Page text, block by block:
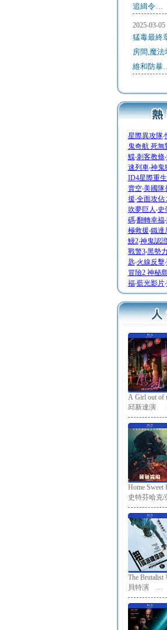
追緝令…
2025-03-05
猛毒最終
房間,魔法
維和防暴
星際異攻隊‧
鬼奇航 死無
鰈‧刺客教條‧
速列車‧神鬼
ID4星際重生
賣空‧美國隊
援‧全面攻佔
吹夢巨人 ‧史
碼‧翻轉幸福‧
極救援‧鐵達
鰻2‧神鬼認
戰警3‧黑勢力
匙‧火線反擊‧
冒險2 神秘島
福‧藍光影片‧
A Girl out
邱新達演
Home
史特芬哈克
The
貝特演 …